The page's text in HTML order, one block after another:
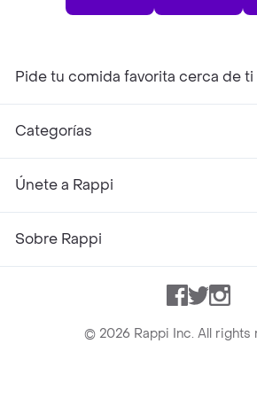
Pide tu comida favorita cerca de ti
Categorías
Únete a Rappi
Sobre Rappi
Facebook
Twitter
© 2026 Rappi Inc. All rights